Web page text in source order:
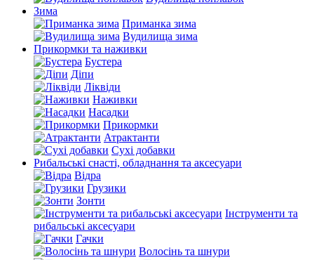
Зима
Приманка зима
Вудилища зима
Прикормки та наживки
Бустера
Діпи
Ліквіди
Наживки
Насадки
Прикормки
Атрактанти
Сухі добавки
Рибальські снасті, обладнання та аксесуари
Відра
Грузики
Зонти
Інструменти та
рибальські аксесуари
Гачки
Волосінь та шнури